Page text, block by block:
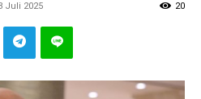
Juli 2025 20